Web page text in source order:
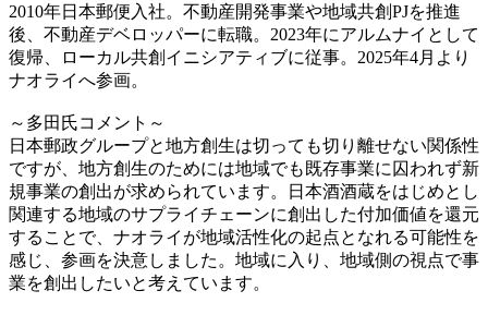
2010年日本郵便入社。不動産開発事業や地域共創PJを推進
後、不動産デベロッパーに転職。2023年にアルムナイとして
復帰、ローカル共創イニシアティブに従事。2025年4月より
ナオライへ参画。
～多田氏コメント～
日本郵政グループと地方創生は切っても切り離せない関係性
ですが、地方創生のためには地域でも既存事業に囚われず新
規事業の創出が求められています。日本酒酒蔵をはじめとし
関連する地域のサプライチェーンに創出した付加価値を還元
することで、ナオライが地域活性化の起点となれる可能性を
感じ、参画を決意しました。地域に入り、地域側の視点で事
業を創出したいと考えています。